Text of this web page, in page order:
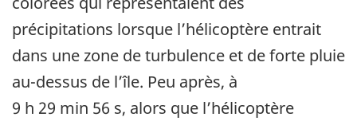
précipitations lorsque l’hélicoptère entrait
dans une zone de turbulence et de forte pluie
au-dessus de l’île. Peu après, à
9 h 29 min 56 s, alors que l’hélicoptère